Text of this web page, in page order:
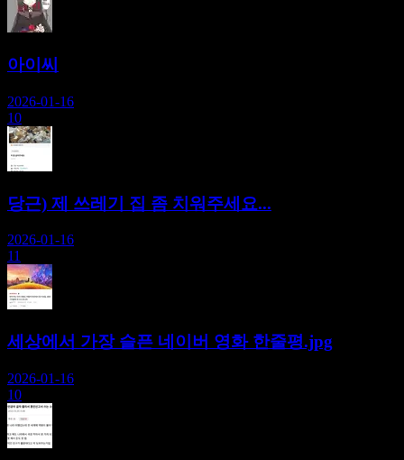
아이씨
2026-01-16
10
당근) 제 쓰레기 집 좀 치워주세요...
2026-01-16
11
세상에서 가장 슬픈 네이버 영화 한줄평.jpg
2026-01-16
10